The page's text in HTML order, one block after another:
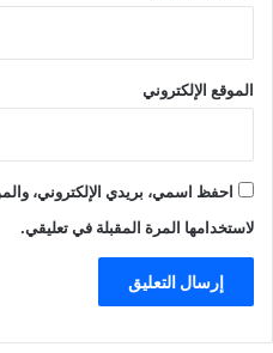
الموقع الإلكتروني
احفظ اسمي، بريدي الإلكتروني،
لاستخدامها المرة المقبلة في تعليقي.